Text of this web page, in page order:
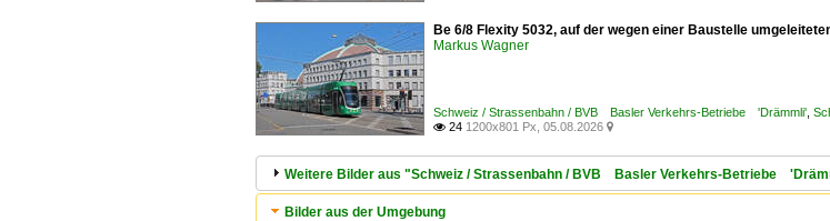
Be 6/8 Flexity 5032, auf der wegen einer Baustelle
Markus Wagner
Schweiz / Strassenbahn / BVB Basler Verkehrs-Betriebe 'Drämmli'
 24 1200x801 Px, 05.08.2026 
Weitere Bilder aus "Schweiz / Strassenbahn / BVB Basler Verkehrs-Betriebe
Bilder aus der Umgebung